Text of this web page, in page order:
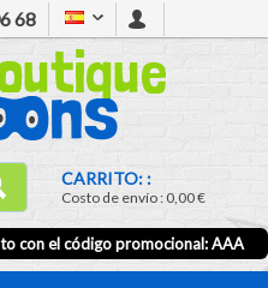
68
CARRITO: :
Costo de envío :0,00 €
con el código promocional:AAA